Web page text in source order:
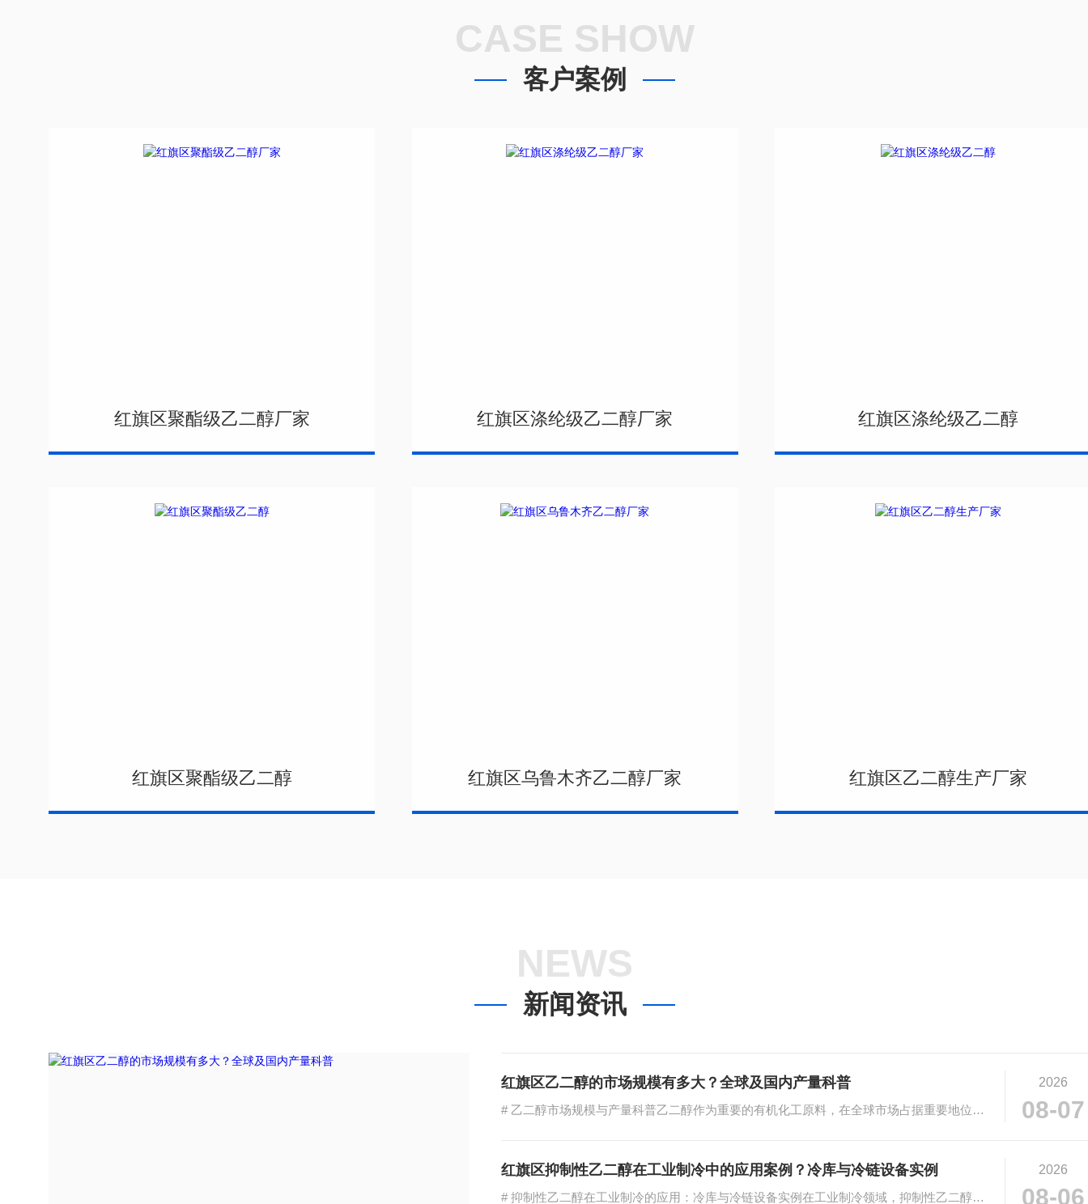
CASE SHOW
客户案例
红旗区聚酯级乙二醇厂家 红旗区涤纶级乙二醇厂家 红旗区涤纶级乙二醇
红旗区聚酯级乙二醇 红旗区乌鲁木齐乙二醇厂家 红旗区乙二醇生产厂家
NEWS
新闻资讯
红旗区乙二醇的市场规模有多大？全球及国内产量科普
# 乙二醇市场规模与产量科普乙二醇作为重要的有机化工原料，在全球市场占据重要地位。···
2026
08-07
红旗区抑制性乙二醇在工业制冷中的应用案例？冷库与冷链设备实例
# 抑制性乙二醇在工业制冷的应用：冷库与冷链设备实例在工业制冷领域，抑制性乙二醇凭···
2026
08-06